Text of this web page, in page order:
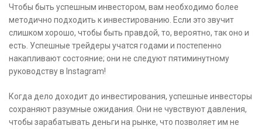
Чтобы быть успешным инвестором, вам необходимо более
методично подходить к инвестированию. Если это звучит
слишком хорошо, чтобы быть правдой, то, вероятно, так оно и
есть. Успешные трейдеры учатся годами и постепенно
накапливают состояние; они не следуют пятиминутному
руководству в Instagram!
Когда дело доходит до инвестирования, успешные инвесторы
сохраняют разумные ожидания. Они не чувствуют давления,
чтобы зарабатывать деньги на рынке, что позволяет им не